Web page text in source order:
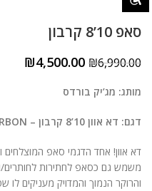
סמן כותרות
settings צבע רקע
zoom_out זום (הקטנה)
zoom_in זום (הגדלה)
remove_circle_outline הקטנת גופן
add_circle_outline הגדלת גופן
סאפ 10’8 קרבון
₪6,990.00
₪4,500.00
מותג: מג’יק בורדס
דגם: דא אוון 10’8 קרבון – DA ONE CARBON
דא אוון! אחד הדגמי סאפ המוצלחים
משמש גם כסאפ לחתירות
והרוקר הנמוך והמדויק מעניקים לו